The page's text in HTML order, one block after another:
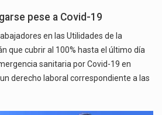
pese a Covid-19
en las Utilidades de la
que cubrir al 100% hasta el último día
sanitaria por Covid-19 en
derecho laboral correspondiente a las